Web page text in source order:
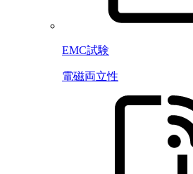
EMC試験
電磁両立性